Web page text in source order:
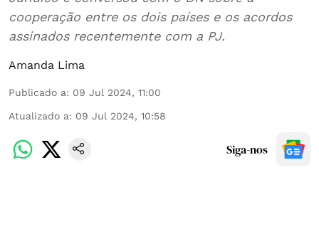
cooperação entre os dois países e os acordos
assinados recentemente com a PJ.
Amanda Lima
Publicado a: 09 Jul 2024, 11:00
Atualizado a: 09 Jul 2024, 10:58
Siga-nos